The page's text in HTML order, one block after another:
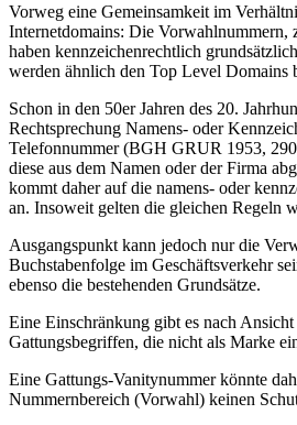
Vorweg eine Gemeinsamkeit im
Internetdomains: Die Vorwahlnummern,
haben kennzeichenrechtlich
werden ähnlich den Top Level Domains
Schon in den 50er Jahren des 20.
Rechtsprechung Namens- oder
Telefonnummer (BGH GRUR 1953,
diese aus dem Namen oder der Firma
kommt daher auf die namens- oder
an. Insoweit gelten die gleichen Regeln
Ausgangspunkt kann jedoch nur die
Buchstabenfolge im Geschäftsverkehr
ebenso die bestehenden Grundsätze.
Eine Einschränkung gibt es nach
Gattungsbegriffen, die nicht als Marke
Eine Gattungs-Vanitynummer könnte
Nummernbereich (Vorwahl) keinen